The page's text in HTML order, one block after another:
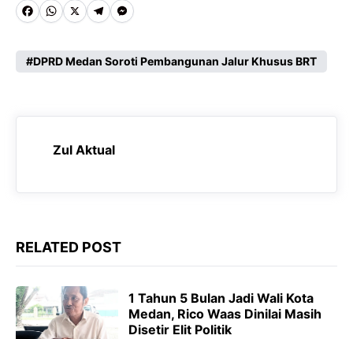
F
c
b
k
W
a
s
A
p
X T
l
g
r
m
M
s
e
e
DPRD Medan Soroti Pembangunan Jalur Khusus BRT
Zul Aktual
RELATED POST
1 Tahun 5 Bulan Jadi Wali Kota
Medan, Rico Waas Dinilai Masih
Disetir Elit Politik